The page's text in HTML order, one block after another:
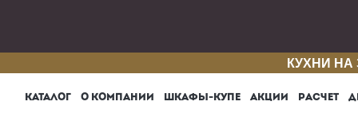
КУХНИ
КАТАЛОГ О КОМПАНИИ ШКАФЫ-КУПЕ АКЦИИ РАСЧЕТ